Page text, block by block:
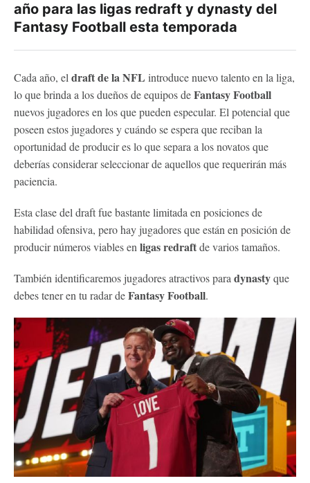
año para las ligas redraft y dynasty del
Fantasy Football esta temporada
Cada año, el draft de la NFL introduce nuevo talento en la liga,
lo que brinda a los dueños de equipos deFantasy Football
nuevos jugadores en los que pueden especular. El potencial que
poseen estos jugadores y cuándo se espera que reciban la
oportunidad de producir es lo que separa a los novatos que
deberías considerar seleccionar de aquellos que requerirán más
paciencia.
Esta clase del draft fue bastante limitada en posiciones de
habilidad ofensiva, pero hay jugadores que están en posición de
producir números viables en ligas redraftde varios tamaños.
También identificaremos jugadores atractivos para dynastyque
debes tener en tu radar deFantasy Football.